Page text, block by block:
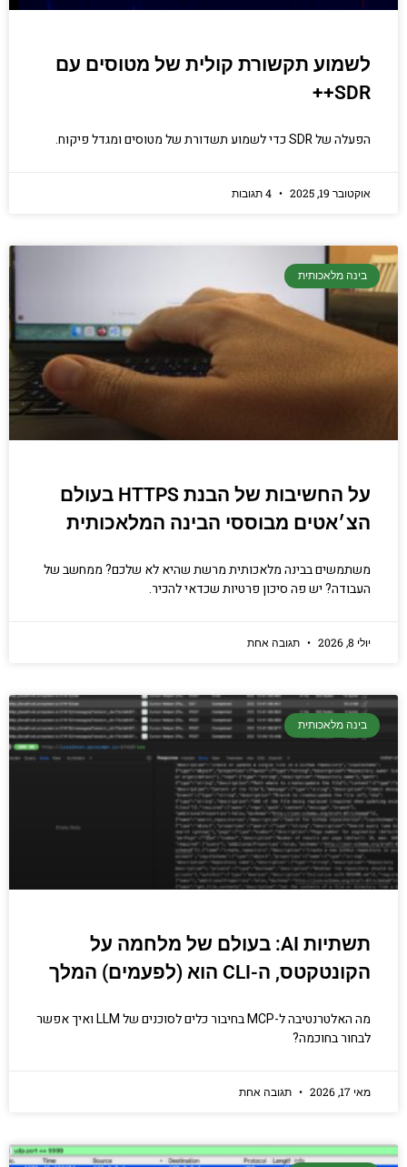
לשמוע תקשורת קולית של מטוסים עם
SDR++
הפעלה של SDR כדי לשמוע תשדורת של מטוסים ומגדל פיקוח.
אוקטובר 19, 2025
בינה מלאכותית
על החשיבות של הבנת HTTPS בעולם
הצ׳אטים מבוססי הבינה המלאכותית
משתמשים בבינה מלאכותית מרשת שהיא לא שלכם? ממחשב של
העבודה? יש פה סיכון פרטיות שכדאי להכיר.
יולי 8, 2026 תגובה אחת
בינה מלאכותית
תשתיות AI: בעולם של מלחמה על
הקונטקטס, ה-CLI הוא (לפעמים) המלך
מה האלטרנטיבה ל-MCP בחיבור כלים לסוכנים של LLM ואיך אפשר
לבחור בחוכמה?
מאי 17, 2026 תגובה אחת